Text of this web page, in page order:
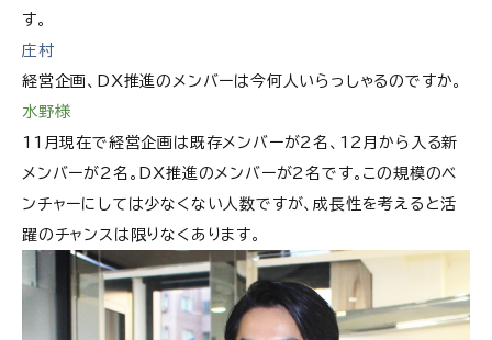
す。
庄村
経営企画、DX推進のメンバーは今何人いらっしゃるのですか。
水野様
11月現在で経営企画は既存メンバーが2名、12月から入る新
メンバーが2名。DX推進のメンバーが2名です。この規模のベ
ンチャーにしては少なくない人数ですが、成長性を考えると活
躍のチャンスは限りなくあります。